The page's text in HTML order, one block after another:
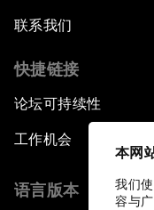
本网
我们
容与
联系我们
快捷链接
论坛可持续性
工作机会
语言版本